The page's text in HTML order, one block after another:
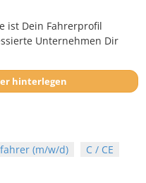
ist Dein Fahrerprofil
Unternehmen Dir
als Fahrer hinterlegen
(m/w/d)
C / CE